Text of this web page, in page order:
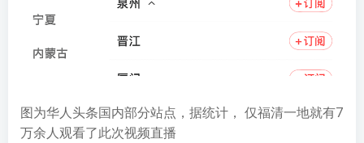
图为华人头条国内部分站点，据统计， 仅福清一地就有7
万余人观看了此次视频直播